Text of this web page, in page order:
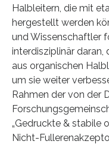
Halbleitern, die mit
hergestellt werden
und Wissenschaftler
interdisziplinär
aus organischen
um sie weiter
Rahmen der von der
„Gedruckte & stabile
Nicht-